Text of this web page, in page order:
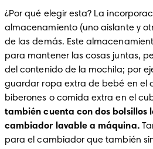
¿Por qué elegir esta? La
almacenamiento (uno aislante y
de las demás. Este
para mantener las cosas juntas,
del contenido de la mochila; por
guardar ropa extra de bebé en el
biberones o comida extra en el
también cuenta con dos bolsillos
cambiador lavable a máquina.
para el cambiador que también